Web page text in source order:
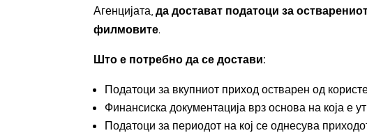
Агенцијата,да достават податоци за
филмовите.
Што е потребно да се достави:
Податоци за вкупниот приход остварен од
Финансиска документација врз основа на која е
Податоци за периодот на кој се однесува